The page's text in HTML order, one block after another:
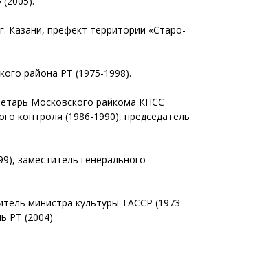
Казани, префект территории «Старо-
района РТ (1975-1998).
Московского райкома КПСС
контроля (1986-1990), председатель
заместитель генерального
министра культуры ТАССР (1973-
РТ (2004).